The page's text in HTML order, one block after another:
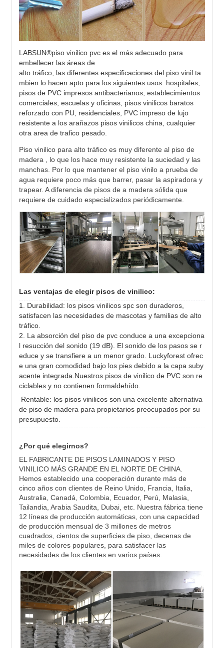
LABSUN®piso vinilico pvc es el más adecuado para
embellecer las áreas de
alto tráfico, las diferentes especificaciones del piso vinil ta
mbien lo hacen apto para los siguientes usos: hospitales,
pisos de PVC impresos antibacterianos, establecimientos
comerciales, escuelas y oficinas, pisos vinilicos baratos
reforzado con PU, residenciales, PVC impreso de lujo
resistente a los arañazos pisos vinilicos china, cualquier
otra area de trafico pesado.
Piso vinilico para alto tráfico es muy diferente al piso de
madera , lo que los hace muy resistente la suciedad y las
manchas. Por lo que mantener el piso vinilo a prueba de
agua requiere poco más que barrer, pasar la aspiradora y
trapear. A diferencia de pisos de a madera sólida que
requiere de cuidado especializados periódicamente.
Las ventajas de elegir pisos de vinilico:
1. Durabilidad: los pisos vinilicos spc son duraderos,
satisfacen las necesidades de mascotas y familias de alto
tráfico.
2. La absorción del piso de pvc conduce a una excepciona
l resucción del sonido (19 dB). El sonido de los pasos se r
educe y se transfiere a un menor grado. Luckyforest ofrec
e una gran comodidad bajo los pies debido a la capa suby
acente integrada.Nuestros pisos de vinilico de PVC son re
ciclables y no contienen formaldehído.
Rentable: los pisos vinilicos son una excelente alternativa
de piso de madera para propietarios preocupados por su
presupuesto.
¿Por qué elegirnos?
EL FABRICANTE DE PISOS LAMINADOS Y PISO
VINILICO MÁS GRANDE EN EL NORTE DE CHINA.
Hemos establecido una cooperación durante más de
cinco años con clientes de Reino Unido, Francia, Italia,
Australia, Canadá, Colombia, Ecuador, Perú, Malasia,
Tailandia, Arabia Saudita, Dubai, etc. Nuestra fábrica tiene
12 líneas de producción automáticas, con una capacidad
de producción mensual de 3 millones de metros
cuadrados, cientos de superficies de piso, decenas de
miles de colores populares, para satisfacer las
necesidades de los clientes en varios países.